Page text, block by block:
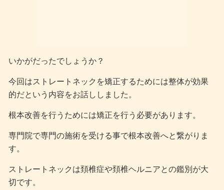
いかがだったでしょうか？
今回はストレートネックを矯正するためには整体が効果
的だという内容をお話ししました。
根本改善を行うためには矯正を行う必要があります。
専門院で専門の施術を受ける事で根本改善へと繋がりま
す。
ストレートネックは頚椎症や頚椎ヘルニアとの鑑別が大
切です。